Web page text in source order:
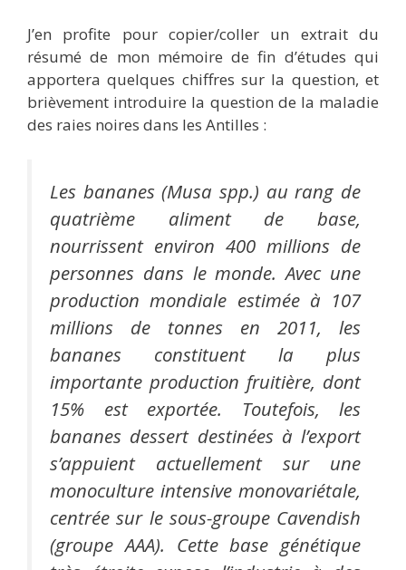
J’en profite pour copier/coller un extrait du
résumé de mon mémoire de fin d’études qui
apportera quelques chiffres sur la question, et
brièvement introduire la question de la maladie
des raies noires dans les Antilles :
Les bananes (Musa spp.) au rang de
quatrième aliment de base,
nourrissent environ 400 millions de
personnes dans le monde. Avec une
production mondiale estimée à 107
millions de tonnes en 2011, les
bananes constituent la plus
importante production fruitière, dont
15% est exportée. Toutefois, les
bananes dessert destinées à l’export
s’appuient actuellement sur une
monoculture intensive monovariétale,
centrée sur le sous-groupe Cavendish
(groupe AAA). Cette base génétique